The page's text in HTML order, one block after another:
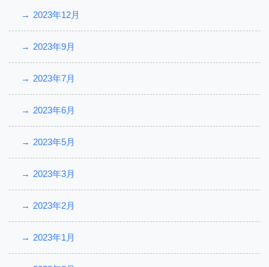
2023年12月
2023年9月
2023年7月
2023年6月
2023年5月
2023年3月
2023年2月
2023年1月